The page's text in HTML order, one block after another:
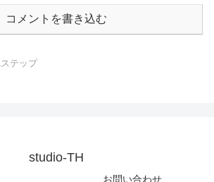
コメントを書き込む
Lステップ
studio-TH
お問い合わせ